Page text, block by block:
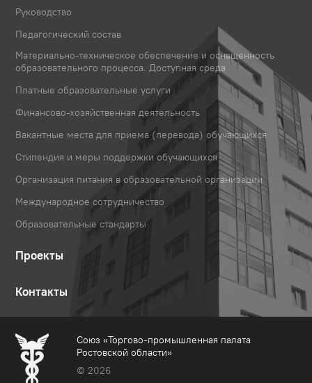
Руководство
Педагогический состав
Материально-техническое обеспечение и оснащенность
образовательного процесса. Доступная среда
Платные образовательные услуги
Финансово-хозяйственная деятельность
Вакантные места для приема (перевода) обучающихся
Стипендия и меры поддержки обучающихся
Организация питания в образовательной организации
Международное сотрудничество
Образовательные стандарты
Проекты
Контакты
Союз «Торгово-промышленная палата
Ростовской области»
© 2026